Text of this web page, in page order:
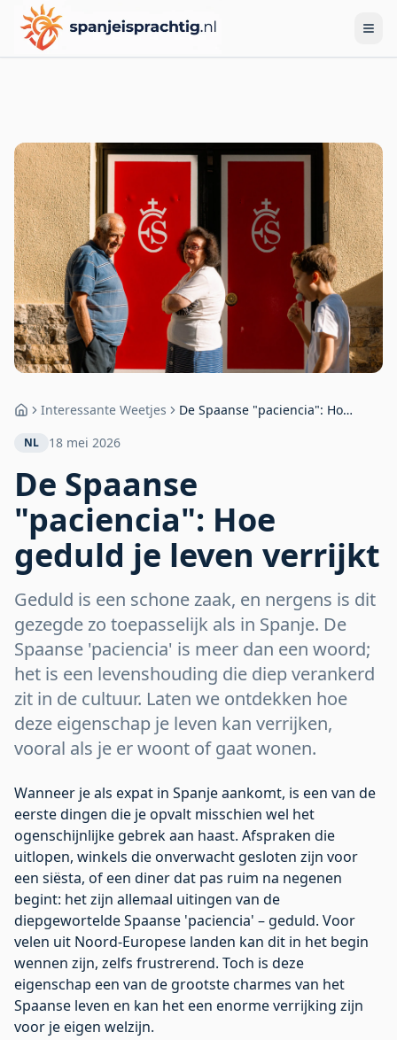
HomeInteressante Weetjes
De Spaanse "paciencia": Hoe
NL 18 mei 2026
De Spaanse
"paciencia": Hoe
geduld je leven verrijkt
Geduld is een schone zaak, en nergens is dit
gezegde zo toepasselijk als in Spanje. De
Spaanse 'paciencia' is meer dan een woord;
het is een levenshouding die diep verankerd
zit in de cultuur. Laten we ontdekken hoe
deze eigenschap je leven kan verrijken,
vooral als je er woont of gaat wonen.
Wanneer je als expat in Spanje aankomt, is een van de
eerste dingen die je opvalt misschien wel het
ogenschijnlijke gebrek aan haast. Afspraken die
uitlopen, winkels die onverwacht gesloten zijn voor
een siësta, of een diner dat pas ruim na negenen
begint: het zijn allemaal uitingen van de
diepgewortelde Spaanse 'paciencia' – geduld. Voor
velen uit Noord-Europese landen kan dit in het begin
wennen zijn, zelfs frustrerend. Toch is deze
eigenschap een van de grootste charmes van het
Spaanse leven en kan het een enorme verrijking zijn
voor je eigen welzijn.